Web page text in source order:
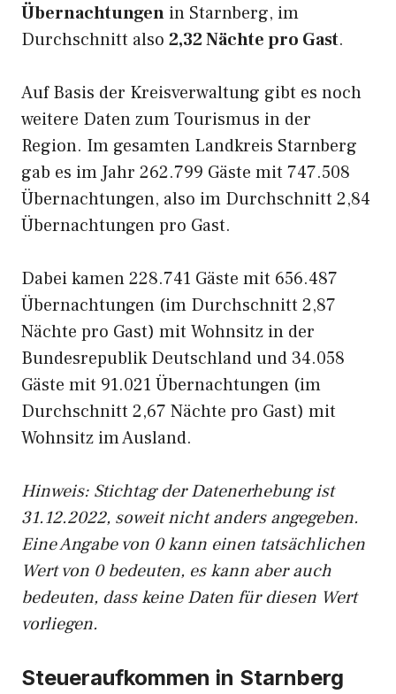
Übernachtungen in Starnberg, im
Durchschnitt also 2,32 Nächte pro Gast.
Auf Basis der Kreisverwaltung gibt es noch
weitere Daten zum Tourismus in der
Region. Im gesamten Landkreis Starnberg
gab es im Jahr 262.799 Gäste mit 747.508
Übernachtungen, also im Durchschnitt 2,84
Übernachtungen pro Gast.
Dabei kamen 228.741 Gäste mit 656.487
Übernachtungen (im Durchschnitt 2,87
Nächte pro Gast) mit Wohnsitz in der
Bundesrepublik Deutschland und 34.058
Gäste mit 91.021 Übernachtungen (im
Durchschnitt 2,67 Nächte pro Gast) mit
Wohnsitz im Ausland.
Hinweis: Stichtag der Datenerhebung ist
31.12.2022, soweit nicht anders angegeben.
Eine Angabe von 0 kann einen tatsächlichen
Wert von 0 bedeuten, es kann aber auch
bedeuten, dass keine Daten für diesen Wert
vorliegen.
Steueraufkommen in Starnberg